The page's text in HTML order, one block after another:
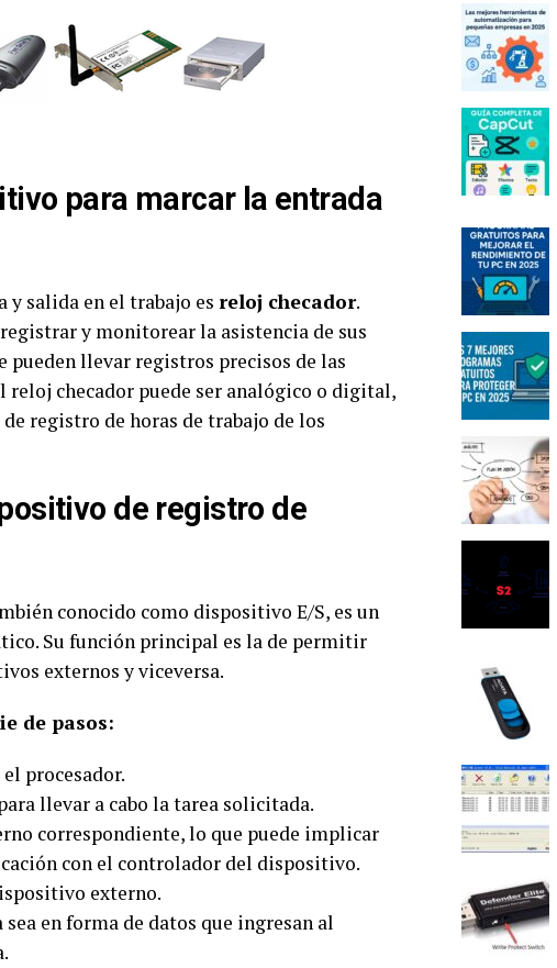
para marcar la entrada
salida en el trabajo es reloj checador.
y monitorear la asistencia de sus
pueden llevar registros precisos de las
reloj checador puede ser analógico o digital,
registro de horas de trabajo de los
de registro de
conocido como dispositivo E/S, es un
Su función principal es la de permitir
externos y viceversa.
de pasos:
procesador.
llevar a cabo la tarea solicitada.
correspondiente, lo que puede implicar
con el controlador del dispositivo.
externo.
en forma de datos que ingresan al